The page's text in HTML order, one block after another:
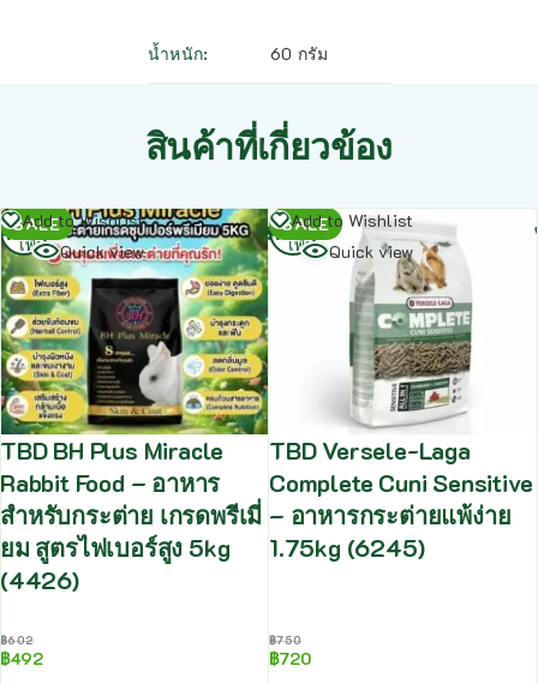
น้ำหนัก 60 กรัม
สินค้าที่เกี่ยวข้อง
SALE
Add to Wishlist
Quick view
TBD BH Plus Miracle
Rabbit Food – อาหาร
สำหรับกระต่าย เกรดพรีเมี่
ยม สูตรไฟเบอร์สูง 5kg
(4426)
฿602
฿492
อ่าน
เพิ่ม
SALE
Add to Wishlist
Quick view
TBD Versele-Laga
Complete Cuni Sensitive
– อาหารกระต่ายแพ้ง่าย
1.75kg (6245)
฿750
฿720
อ่าน
เพิ่ม